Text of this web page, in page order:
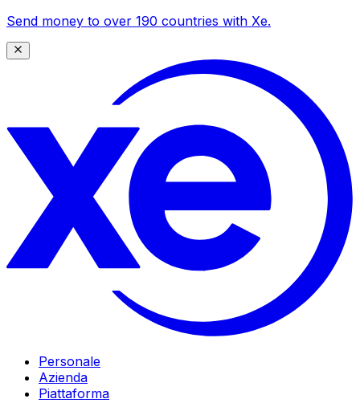
Send money to over 190 countries with Xe.
Personale
Azienda
Piattaforma